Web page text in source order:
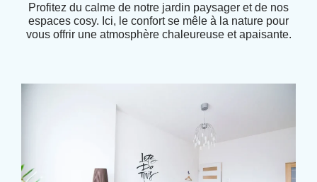
Profitez du calme de notre jardin paysager et de nos
espaces cosy. Ici, le confort se mêle à la nature pour
vous offrir une atmosphère chaleureuse et apaisante.